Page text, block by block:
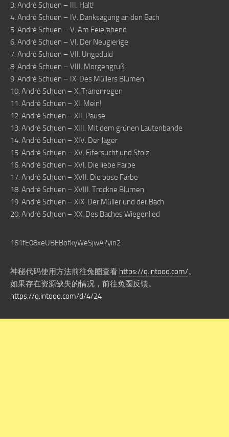
3. Andrè Schuen – III. Halt!
4. Andrè Schuen – IV. Danksagung an den Bach
5. Andrè Schuen – V. Am Feierabend
6. Andrè Schuen – VI. Der Neugierige
7. Andrè Schuen – VII. Ungeduld
8. Andrè Schuen – VIII. Morgengruß
9. Andrè Schuen – IX. Des Müllers Blumen
10. Andrè Schuen – X. Tränenregen
11. Andrè Schuen – XI. Mein!
12. Andrè Schuen – XII. Pause
13. Andrè Schuen – XIII. Mit dem grünen Lautenbande
14. Andrè Schuen – XIV. Der Jäger
15. Andrè Schuen – XV. Eifersucht und Stolz
16. Andrè Schuen – XVI. Die liebe Farbe
17. Andrè Schuen – XVII. Die böse Farbe
18. Andrè Schuen – XVIII. Trockne Blumen
19. Andrè Schuen – XIX. Der Müller und der Bach
20. Andrè Schuen – XX. Des Baches Wiegenlied
161fE08xeUBFBofkyWeSjwA?yin2
神秘代码使用方法前往兔圈查看 https://q.intooo.com/。
如果存在资源缺失的情况，前往兔圈反馈。
https://q.intooo.com/d/4/24